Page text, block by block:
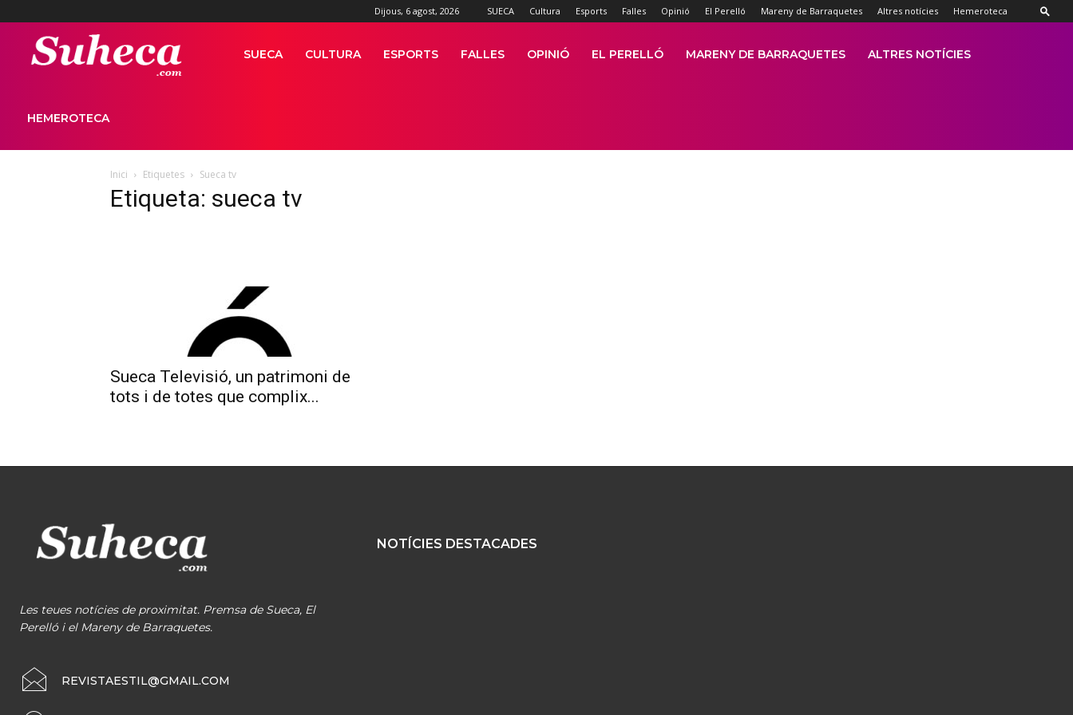
Dijous, 6 agost, 2026 SUECA Cultura Esports Falles Opinió El Perelló Mareny de Barraquetes Altres notícies Hemeroteca
Suhecapuntcom
SUECA CULTURA ESPORTS FALLES OPINIÓ EL PERELLÓ MARENY DE BARRAQUETES ALTRES NOTÍCIES
HEMEROTECA
Inici Etiquetes Sueca tv
Etiqueta: sueca tv
Sueca Televisió, un patrimoni de
tots i de totes que complix...
Les teues notícies de proximitat. Premsa de Sueca, El
Perelló i el Mareny de Barraquetes.
REVISTAESTIL@GMAIL.COM
NOTÍCIES DESTACADES